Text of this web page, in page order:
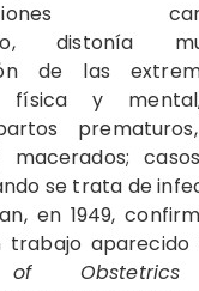
distonía
de las
física y
se trata de
en 1949,
trabajo aparecido
of